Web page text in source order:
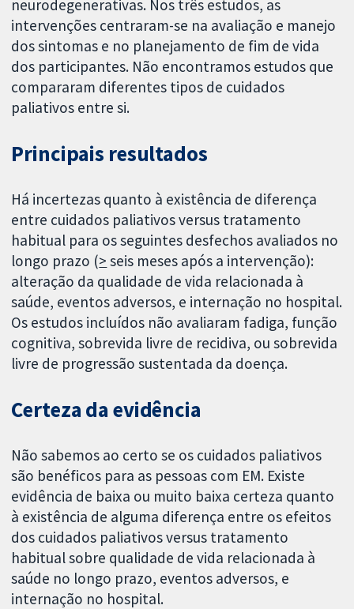
neurodegenerativas. Nos três estudos, as
intervenções centraram-se na avaliação e manejo
dos sintomas e no planejamento de fim de vida
dos participantes. Não encontramos estudos que
compararam diferentes tipos de cuidados
paliativos entre si.
Principais resultados
Há incertezas quanto à existência de diferença
entre cuidados paliativos versus tratamento
habitual para os seguintes desfechos avaliados no
longo prazo (> seis meses após a intervenção):
alteração da qualidade de vida relacionada à
saúde, eventos adversos, e internação no hospital.
Os estudos incluídos não avaliaram fadiga, função
cognitiva, sobrevida livre de recidiva, ou sobrevida
livre de progressão sustentada da doença.
Certeza da evidência
Não sabemos ao certo se os cuidados paliativos
são benéficos para as pessoas com EM. Existe
evidência de baixa ou muito baixa certeza quanto
à existência de alguma diferença entre os efeitos
dos cuidados paliativos versus tratamento
habitual sobre qualidade de vida relacionada à
saúde no longo prazo, eventos adversos, e
internação no hospital.